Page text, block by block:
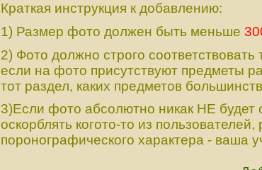
Краткая инструкция к добавлению:
1) Размер фото должен быть меньше
2) Фото должно строго соответствовать
если на фото присутствуют предметы
тот раздел, каких предметов
3)Если фото абсолютно никак НЕ будет
оскорблять когото-то из
поронографического характера - ваша